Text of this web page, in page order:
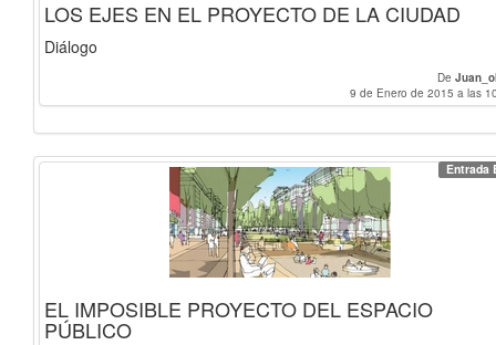
LOS EJES EN EL PROYECTO DE LA CIUDAD
Diálogo
De
9 de Enero de 2015 a las
Entrada
EL IMPOSIBLE PROYECTO DEL ESPACIO
PÚBLICO